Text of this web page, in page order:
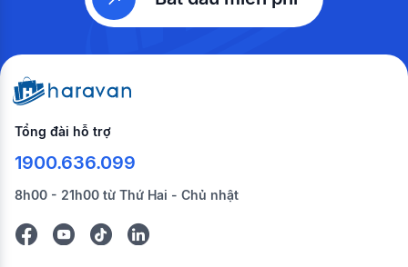
Tổng đài hỗ trợ
1900.636.099
8h00 - 21h00 từ Thứ Hai - Chủ nhật